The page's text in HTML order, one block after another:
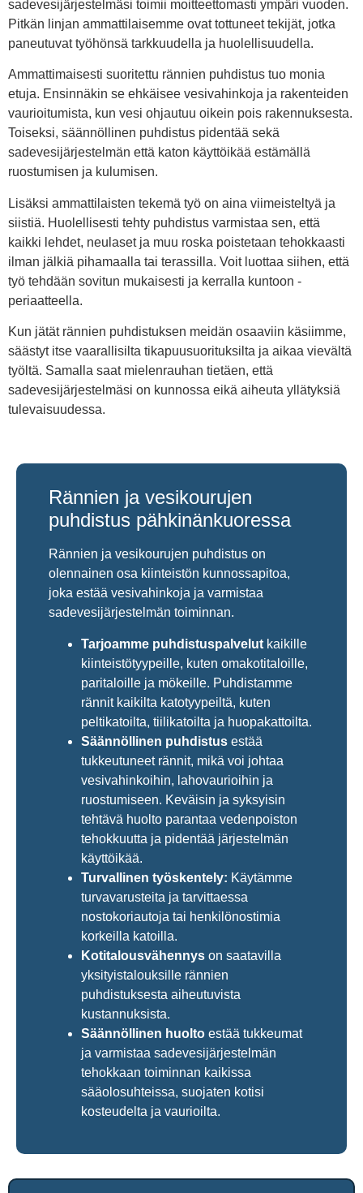
sadevesijärjestelmäsi toimii moitteettomasti ympäri vuoden.
Pitkän linjan ammattilaisemme ovat tottuneet tekijät, jotka
paneutuvat työhönsä tarkkuudella ja huolellisuudella.
Ammattimaisesti suoritettu rännien puhdistus tuo monia
etuja. Ensinnäkin se ehkäisee vesivahinkoja ja rakenteiden
vaurioitumista, kun vesi ohjautuu oikein pois rakennuksesta.
Toiseksi, säännöllinen puhdistus pidentää sekä
sadevesijärjestelmän että katon käyttöikää estämällä
ruostumisen ja kulumisen.
Lisäksi ammattilaisten tekemä työ on aina viimeisteltyä ja
siistiä. Huolellisesti tehty puhdistus varmistaa sen, että
kaikki lehdet, neulaset ja muu roska poistetaan tehokkaasti
ilman jälkiä pihamaalla tai terassilla. Voit luottaa siihen, että
työ tehdään sovitun mukaisesti ja kerralla kuntoon -
periaatteella.
Kun jätät rännien puhdistuksen meidän osaaviin käsiimme,
säästyt itse vaarallisilta tikapuusuorituksilta ja aikaa vievältä
työltä. Samalla saat mielenrauhan tietäen, että
sadevesijärjestelmäsi on kunnossa eikä aiheuta yllätyksiä
tulevaisuudessa.
Rännien ja vesikourujen
puhdistus pähkinänkuoressa
Rännien ja vesikourujen puhdistus on
olennainen osa kiinteistön kunnossapitoa,
joka estää vesivahinkoja ja varmistaa
sadevesijärjestelmän toiminnan.
Tarjoamme puhdistuspalvelut kaikille
kiinteistötyypeille, kuten omakotitaloille,
paritaloille ja mökeille. Puhdistamme
rännit kaikilta katotyypeiltä, kuten
peltikatoilta, tiilikatoilta ja huopakattoilta.
Säännöllinen puhdistus estää
tukkeutuneet rännit, mikä voi johtaa
vesivahinkoihin, lahovaurioihin ja
ruostumiseen. Keväisin ja syksyisin
tehtävä huolto parantaa vedenpoiston
tehokkuutta ja pidentää järjestelmän
käyttöikää.
Turvallinen työskentely: Käytämme
turvavarusteita ja tarvittaessa
nostokoriautoja tai henkilönostimia
korkeilla katoilla.
Kotitalousvähennys on saatavilla
yksityistalouksille rännien
puhdistuksesta aiheutuvista
kustannuksista.
Säännöllinen huolto estää tukkeumat
ja varmistaa sadevesijärjestelmän
tehokkaan toiminnan kaikissa
sääolosuhteissa, suojaten kotisi
kosteudelta ja vaurioilta.